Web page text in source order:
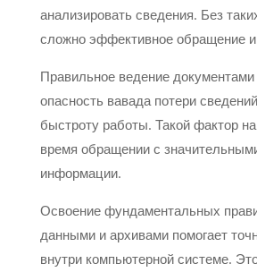
анализировать сведения. Без
сложно эффективное обращение
Правильное ведение
опасность вавада потери
быстроту работы. Такой фактор
время обращении с
информации.
Освоение фундаментальных
данными и архивами помогает
внутри компьютерной системе.